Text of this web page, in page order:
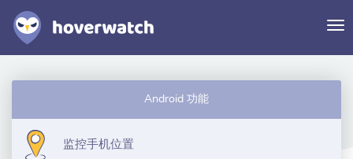
切
航
功能
Android 功能
监控手机位置